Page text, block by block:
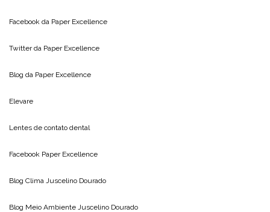
Facebook da Paper Excellence
Twitter da Paper Excellence
Blog da Paper Excellence
Elevare
Lentes de contato dental
Facebook Paper Excellence
Blog Clima Juscelino Dourado
Blog Meio Ambiente Juscelino Dourado